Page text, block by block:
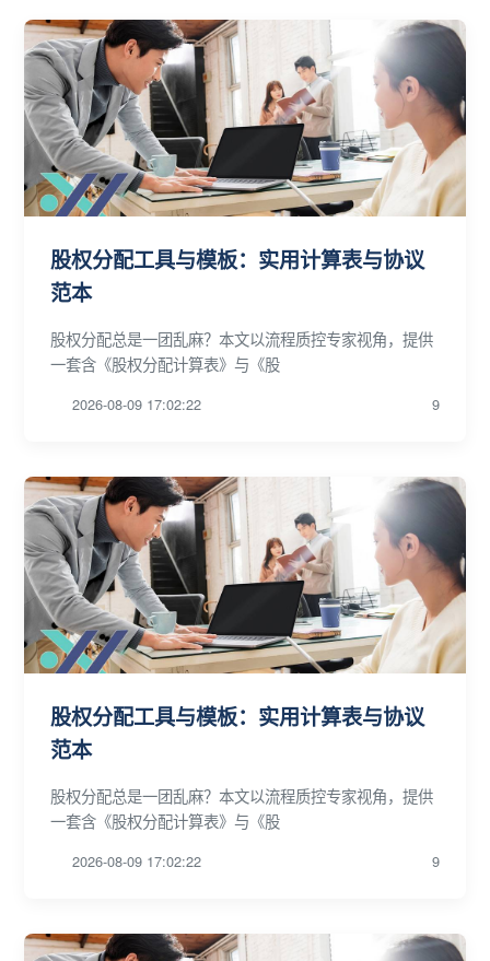
股权分配工具与模板：实用计算表与协议
范本
股权分配总是一团乱麻？本文以流程质控专家视角，提供
一套含《股权分配计算表》与《股
2026-08-09 17:02:22 9
股权分配工具与模板：实用计算表与协议
范本
股权分配总是一团乱麻？本文以流程质控专家视角，提供
一套含《股权分配计算表》与《股
2026-08-09 17:02:22 9